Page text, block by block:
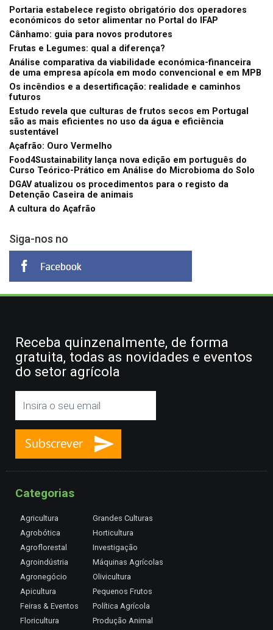
Portaria estabelece registo obrigatório dos operadores
económicos do setor alimentar no Portal do IFAP
Cânhamo: guia para novos produtores
Frutas e Legumes: qual a diferença?
Análise comparativa da viabilidade económica-financeira
de uma empresa apícola em modo convencional e em MPB
Os incêndios e a desertificação: realidade e caminhos
futuros
Estudo revela que culturas de frutos secos em Portugal
são as mais eficientes no uso da água e eficiência
sustentável
Açafrão: Ouro Vermelho
Food4Sustainability lança nova edição em português do
Curso Teórico-Prático em Análise do Microbioma do Solo
DGAV atualizou os procedimentos para o registo da
Detenção Caseira de animais
A cultura do Açafrão
Siga-nos no
Receba quinzenalmente, de forma
gratuita, todas as novidades e eventos
do setor agrícola
Categorias
Agricultura
Agrobótica
Agroflorestal
Agroindústria
Agronegócio
Apicultura
Feiras & Eventos
Floricultura
Grandes Culturas
Horticultura
Investigação
Máquinas Agrícolas
Olivicultura
Pequenos Frutos
Política Agrícola
Produção Animal